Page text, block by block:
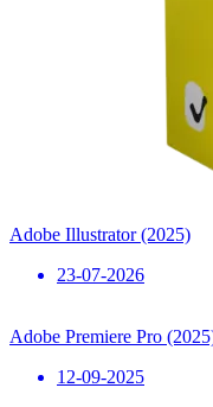
Adobe Illustrator (2025)
23-07-2026
Adobe Premiere Pro
12-09-2025